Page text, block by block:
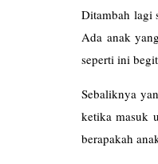
Ditambah lagi
Ada anak
seperti ini
Sebaliknya
ketika masuk
berapakah